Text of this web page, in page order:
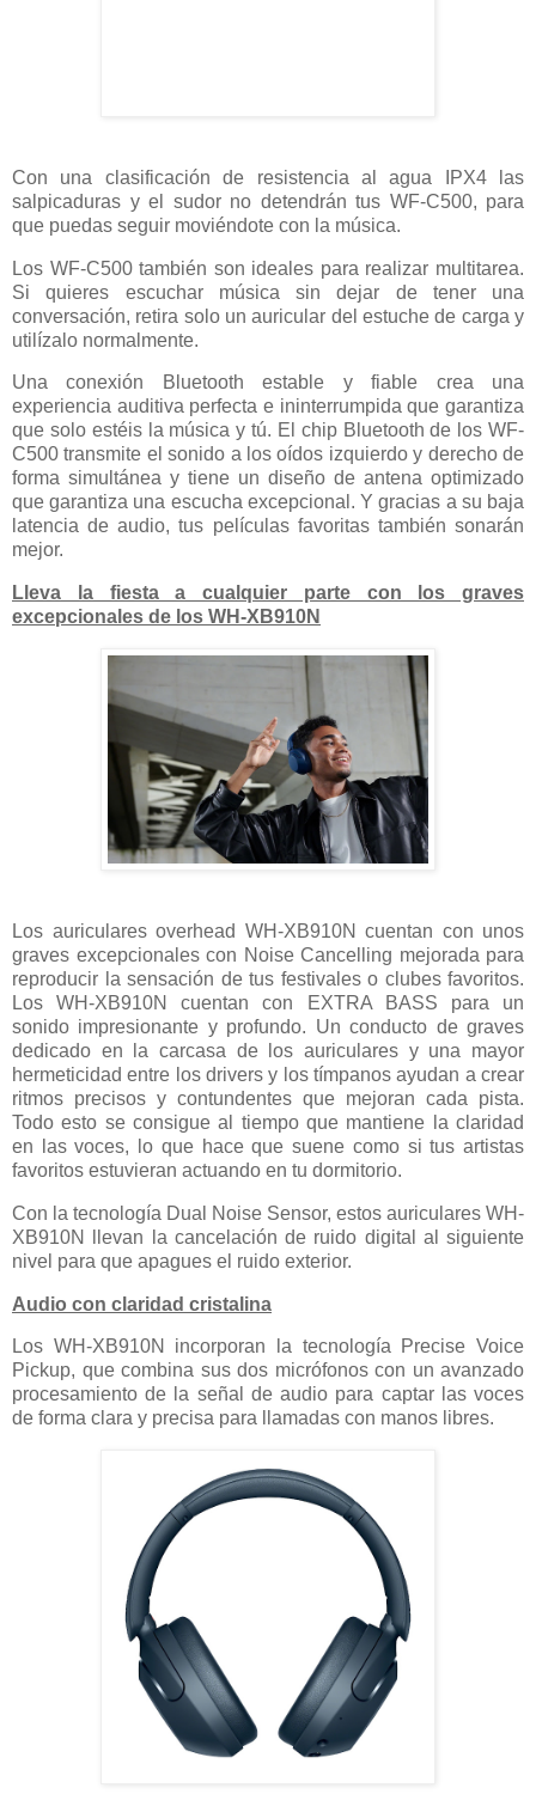
Con una clasificación de resistencia al agua IPX4 las
salpicaduras y el sudor no detendrán tus WF-C500, para
que puedas seguir moviéndote con la música.
Los WF-C500 también son ideales para realizar multitarea.
Si quieres escuchar música sin dejar de tener una
conversación, retira solo un auricular del estuche de carga y
utilízalo normalmente.
Una conexión Bluetooth estable y fiable crea una
experiencia auditiva perfecta e ininterrumpida que garantiza
que solo estéis la música y tú. El chip Bluetooth de los WF-
C500 transmite el sonido a los oídos izquierdo y derecho de
forma simultánea y tiene un diseño de antena optimizado
que garantiza una escucha excepcional. Y gracias a su baja
latencia de audio, tus películas favoritas también sonarán
mejor.
Lleva la fiesta a cualquier parte con los graves
excepcionales de los WH-XB910N
Los auriculares overhead WH-XB910N cuentan con unos
graves excepcionales con Noise Cancelling mejorada para
reproducir la sensación de tus festivales o clubes favoritos.
Los WH-XB910N cuentan con EXTRA BASS para un
sonido impresionante y profundo. Un conducto de graves
dedicado en la carcasa de los auriculares y una mayor
hermeticidad entre los drivers y los tímpanos ayudan a crear
ritmos precisos y contundentes que mejoran cada pista.
Todo esto se consigue al tiempo que mantiene la claridad
en las voces, lo que hace que suene como si tus artistas
favoritos estuvieran actuando en tu dormitorio.
Con la tecnología Dual Noise Sensor, estos auriculares WH-
XB910N llevan la cancelación de ruido digital al siguiente
nivel para que apagues el ruido exterior.
Audio con claridad cristalina
Los WH-XB910N incorporan la tecnología Precise Voice
Pickup, que combina sus dos micrófonos con un avanzado
procesamiento de la señal de audio para captar las voces
de forma clara y precisa para llamadas con manos libres.